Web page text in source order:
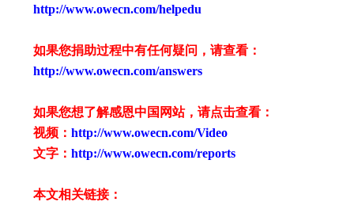
http://www.owecn.com/helpedu
如果您捐助过程中有任何疑问，请查看：
http://www.owecn.com/answers
如果您想了解感恩中国网站，请点击查看：
视频： http://www.owecn.com/Video
文字： http://www.owecn.com/reports
本文相关链接：